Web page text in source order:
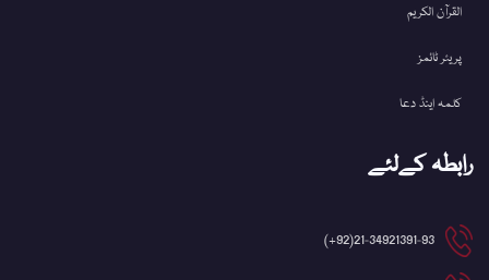
القرآن الکریم
پریئر ٹائمز
کلمہ اینڈ دعا
رابطہ کےلئے
21-34921391-93(92+)